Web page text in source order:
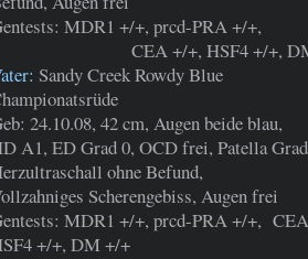
MDR1 +/+, prcd-PRA +/+,
+/+, DM
Sandy Creek Rowdy Blue
24.10.08, 42 cm, Augen beide blau,
A1, ED Grad 0, OCD frei, Patella
ohne Befund,
Scherengebiss, Augen frei
MDR1 +/+, prcd-PRA +/+,
+/+, DM +/+